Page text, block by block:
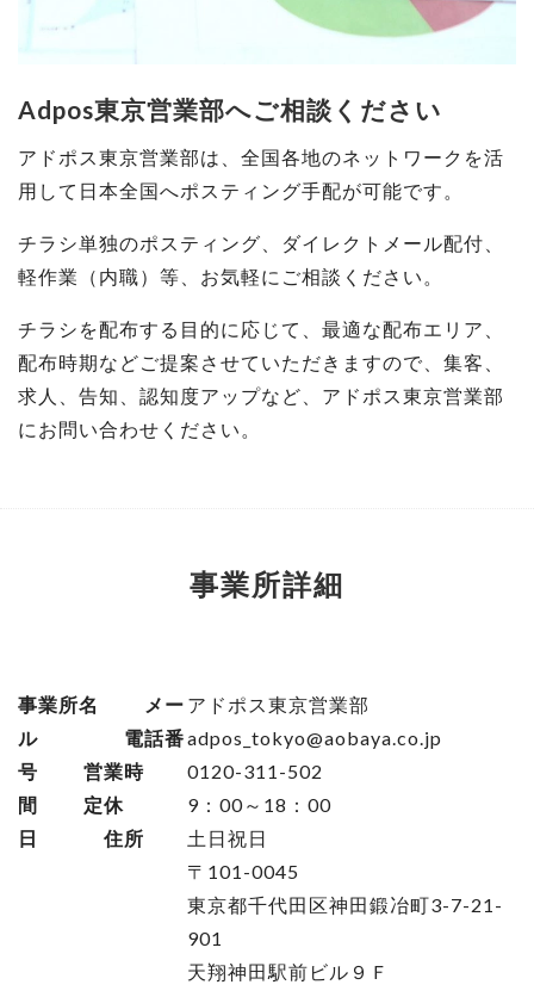
Adpos東京営業部へご相談ください
アドポス東京営業部は、全国各地のネットワークを活
用して日本全国へポスティング手配が可能です。
チラシ単独のポスティング、ダイレクトメール配付、
軽作業（内職）等、お気軽にご相談ください。
チラシを配布する目的に応じて、最適な配布エリア、
配布時期などご提案させていただきますので、集客、
求人、告知、認知度アップなど、アドポス東京営業部
にお問い合わせください。
事業所詳細
事業所名 メー
ル 電話番
号 営業時
間 定休
日 住所
アドポス東京営業部
adpos_tokyo@aobaya.co.jp
0120-311-502
9：00～18：00
土日祝日
〒101-0045
東京都千代田区神田鍛冶町3-7-21-
901
天翔神田駅前ビル９Ｆ